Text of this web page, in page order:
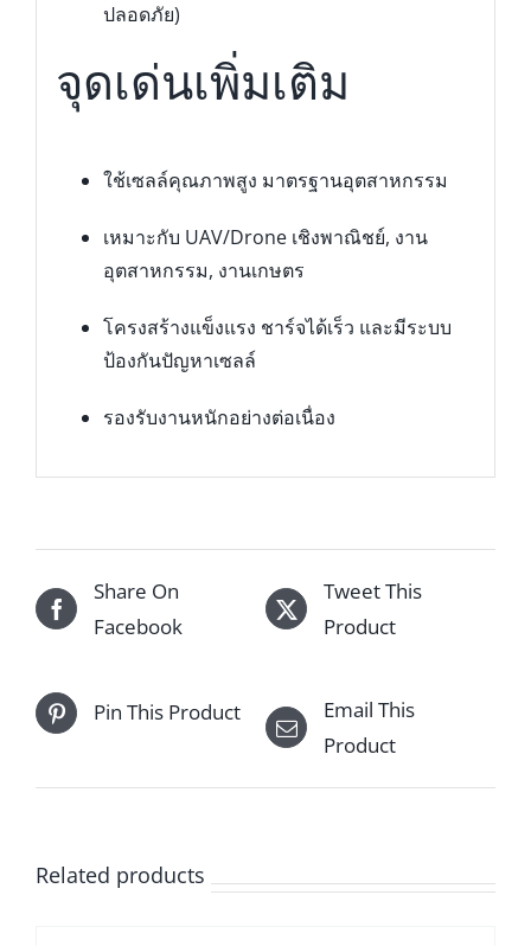
ปลอดภัย)
จุดเด่นเพิ่มเติม
ใช้เซลล์คุณภาพสูง มาตรฐานอุตสาหกรรม
เหมาะกับ UAV/Drone เชิงพาณิชย์, งาน
อุตสาหกรรม, งานเกษตร
โครงสร้างแข็งแรง ชาร์จได้เร็ว และมีระบบ
ป้องกันปัญหาเซลล์
รองรับงานหนักอย่างต่อเนื่อง
Share On
Facebook
Tweet This
Product
Pin This Product
Email This
Product
Related products